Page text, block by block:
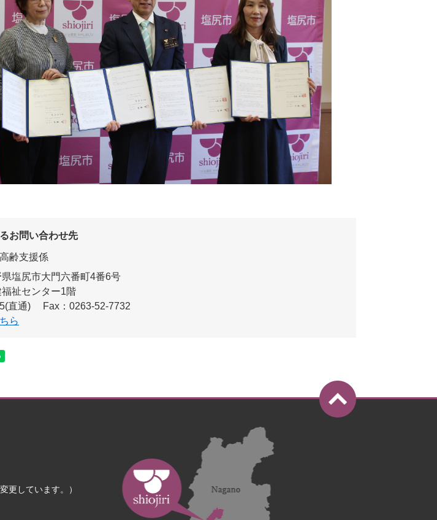
お問い合わせ先
高齢支援係
塩尻市大門六番町4番6号
祉センター1階
直通)
Fax：0263-52-7732
ら
更しています。）